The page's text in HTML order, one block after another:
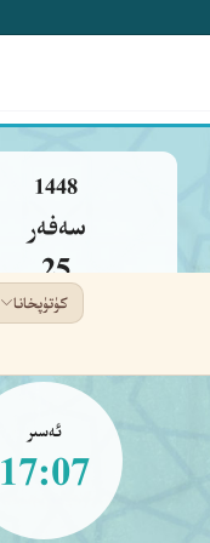
1448
سەفەر
25
شەنبە
ئەسىر
17:07
كۈتۈپخانا